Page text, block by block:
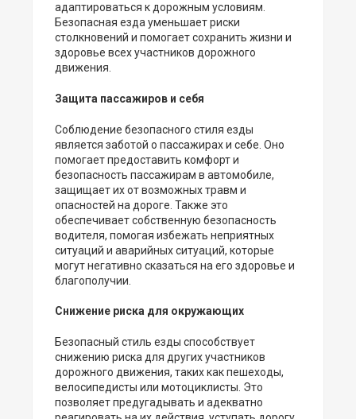
адаптироваться к дорожным условиям.
Безопасная езда уменьшает риски
столкновений и помогает сохранить жизни и
здоровье всех участников дорожного
движения.
Защита пассажиров и себя
Соблюдение безопасного стиля езды
является заботой о пассажирах и себе. Оно
помогает предоставить комфорт и
безопасность пассажирам в автомобиле,
защищает их от возможных травм и
опасностей на дороге. Также это
обеспечивает собственную безопасность
водителя, помогая избежать неприятных
ситуаций и аварийных ситуаций, которые
могут негативно сказаться на его здоровье и
благополучии.
Снижение риска для окружающих
Безопасный стиль езды способствует
снижению риска для других участников
дорожного движения, таких как пешеходы,
велосипедисты или мотоциклисты. Это
позволяет предугадывать и адекватно